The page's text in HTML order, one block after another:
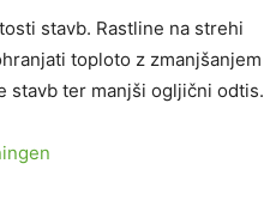
stavb. Rastline na strehi
toploto z zmanjšanjem
stavb ter manjši ogljični odtis.